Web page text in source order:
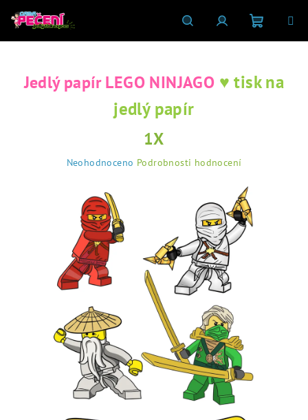
HledatPřihlášeníNákupní
košík
Jedlý papír LEGO NINJAGO ♥ tisk na
jedlý papír
1X
Neohodnoceno Podrobnosti hodnocení